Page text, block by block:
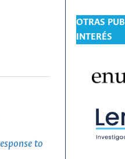
to
OTRAS
INTERÉS